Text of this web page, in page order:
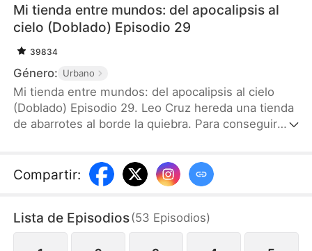
Mi tienda entre mundos: del apocalipsis al
cielo (Doblado) Episodio 29
39834
Género: Urbano
Mi tienda entre mundos: del apocalipsis al cielo
(Doblado) Episodio 29. Leo Cruz hereda una tienda
de abarrotes al borde la quiebra. Para conseguir
acoso, descubre que la puerta trasera de la tienda
conecta con otros mundos. Su primer viaje al
joyas. Luego, en el reino celestial, negocia elixires
por suministros. Descubre que la riqueza
Compartir:
Lista de Episodios(53 Episodios)